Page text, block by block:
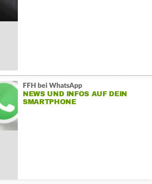
FFH bei WhatsApp
NEWS UND INFOS AUF DEIN
SMARTPHONE